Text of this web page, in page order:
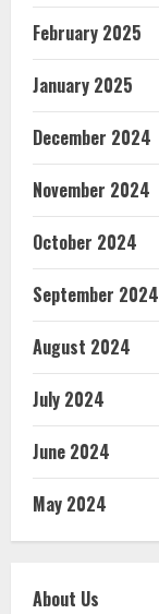
February 2025
January 2025
December 2024
November 2024
October 2024
September 2024
August 2024
July 2024
June 2024
May 2024
About Us